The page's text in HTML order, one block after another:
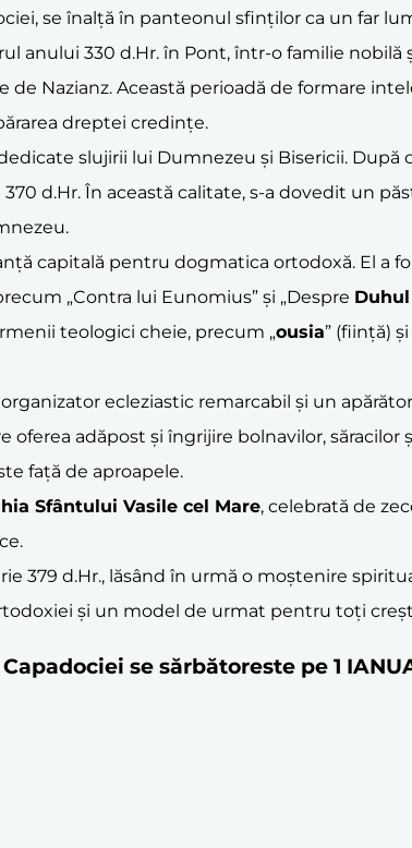
se înalță în panteonul sfinților ca un far
anului 330 d.Hr. în Pont, într-o familie
Nazianz. Această perioadă de formare
dreptei credințe.
slujirii lui Dumnezeu și Bisericii. După
d.Hr. În această calitate, s-a dovedit un
capitală pentru dogmatica ortodoxă. El a
„Contra lui Eunomius” și „Despre
teologici cheie, precum „ousia” (ființă) și
ecleziastic remarcabil și un
oferea adăpost și îngrijire bolnavilor,
față de aproapele.
Sfântului Vasile cel Mare, celebrată de
379 d.Hr., lăsând în urmă o moștenire
și un model de urmat pentru toți
se sărbătoreste pe 1